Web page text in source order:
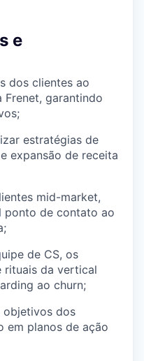
e
dos clientes ao
garantindo
estratégias de
expansão de receita
mid-market,
ponto de contato ao
de CS, os
rituais da vertical
ao churn;
objetivos dos
em planos de ação